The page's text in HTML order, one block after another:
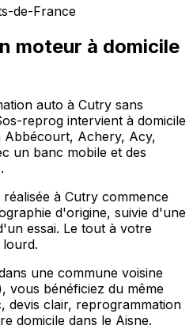
de-France
moteur à domicile
auto à Cutry sans
reprog intervient à domicile
Abbécourt, Achery, Acy,
un banc mobile et des
à Cutry commence
d'origine, suivie d'une
essai. Le tout à votre
lourd.
une commune voisine
vous bénéficiez du même
devis clair, reprogrammation
domicile dans le Aisne.